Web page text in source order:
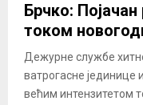
Брчко:
током
Дежурне службе
ватрогасне јединице
већим интензитетом